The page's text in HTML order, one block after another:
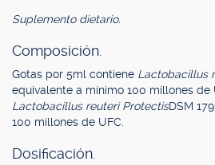
Suplemento dietario.
Composición.
Gotas por 5ml contiene Lactobacillus
equivalente a mínimo 100 millones de
Lactobacillus reuteri ProtectisDSM
100 millones de UFC.
Dosificación.